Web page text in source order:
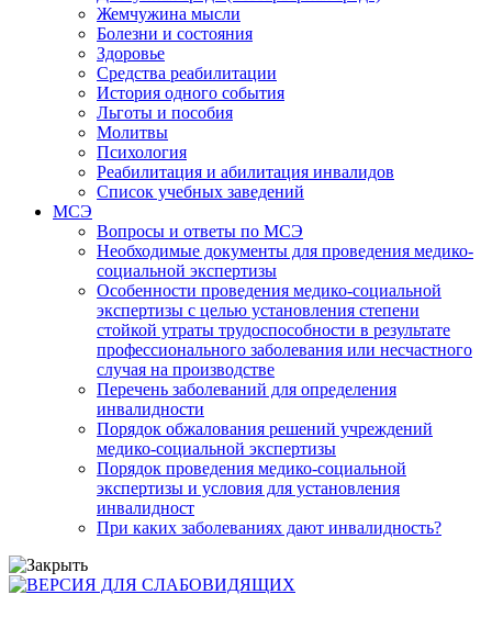
Жемчужина мысли
Болезни и состояния
Здоровье
Средства реабилитации
История одного события
Льготы и пособия
Молитвы
Психология
Реабилитация и абилитация инвалидов
Список учебных заведений
МСЭ
Вопросы и ответы по МСЭ
Необходимые документы для проведения медико-
социальной экспертизы
Особенности проведения медико-социальной
экспертизы с целью установления степени
стойкой утраты трудоспособности в результате
профессионального заболевания или несчастного
случая на производстве
Перечень заболеваний для определения
инвалидности
Порядок обжалования решений учреждений
медико-социальной экспертизы
Порядок проведения медико-социальной
экспертизы и условия для установления
инвалидност
При каких заболеваниях дают инвалидность?